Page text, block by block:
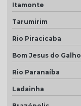
Itamonte
Tarumirim
Rio Piracicaba
Bom Jesus do Galho
Rio Paranaíba
Ladainha